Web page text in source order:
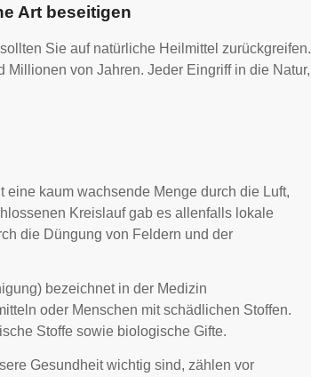
Art beseitigen
Sie auf natürliche Heilmittel zurückgreifen.
von Jahren. Jeder Eingriff in die Natur,
kaum wachsende Menge durch die Luft,
Kreislauf gab es allenfalls lokale
die Düngung von Feldern und der
bezeichnet in der Medizin
oder Menschen mit schädlichen Stoffen.
Stoffe sowie biologische Gifte.
Gesundheit wichtig sind, zählen vor